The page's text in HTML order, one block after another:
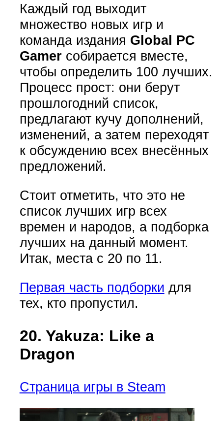
Каждый год выходит
множество новых игр и
команда издания Global PC
Gamerсобирается вместе,
чтобы определить 100 лучших.
Процесс прост: они берут
прошлогодний список,
предлагают кучу дополнений,
изменений, а затем переходят
к обсуждению всех внесённых
предложений.
Стоит отметить, что это не
список лучших игр всех
времен и народов, а подборка
лучших на данный момент.
Итак, места с 20 по 11.
Первая часть подборки для
тех, кто пропустил.
20. Yakuza: Like a
Dragon
Страница игры в Steam